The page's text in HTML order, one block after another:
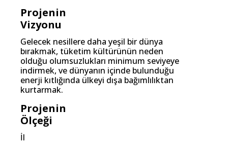
Projenin
Vizyonu
Gelecek nesillere daha yeşil bir dünya
bırakmak, tüketim kültürünün neden
olduğu olumsuzlukları minimum seviyeye
indirmek, ve dünyanın içinde bulunduğu
enerji kıtlığında ülkeyi dışa bağımlılıktan
kurtarmak.
Projenin
Ölçeği
İl